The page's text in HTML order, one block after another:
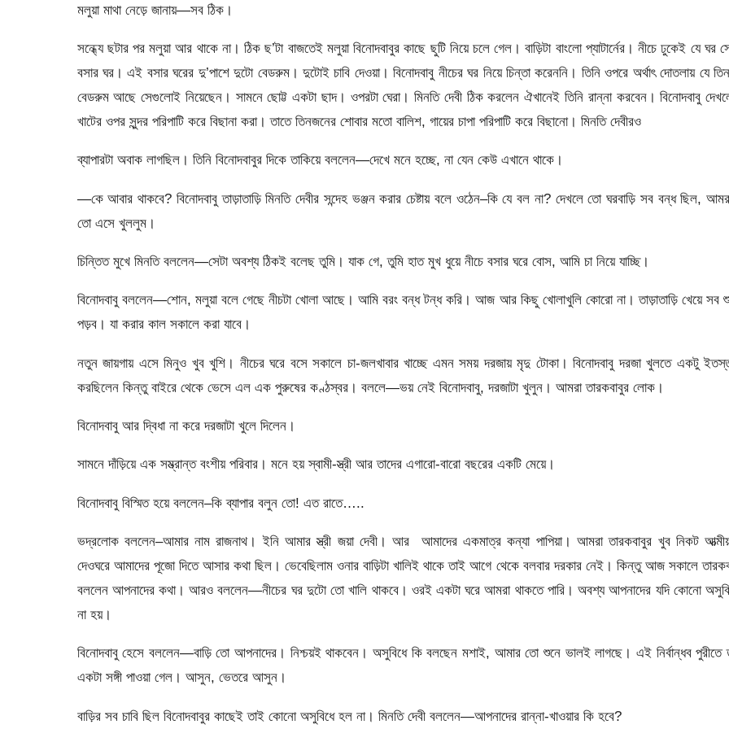
মলুয়া মাথা নেড়ে জানায়—সব ঠিক।
সন্ধ্যে ছটার পর মলুয়া আর থাকে না। ঠিক ছ’টা বাজতেই মলুয়া বিনােদবাবুর কাছে ছুটি নিয়ে চলে গেল। বাড়িটা বাংলাে প্যাটার্নের। নীচে ঢুকেই যে ঘর
বসার ঘর। এই বসার ঘরের দু’পাশে দুটো বেডরুম। দুটোই চাবি দেওয়া। বিনােদবাবু নীচের ঘর নিয়ে চিন্তা করেননি। তিনি ওপরে অর্থাৎ দোতলায় যে
বেডরুম আছে সেগুলােই নিয়েছেন। সামনে ছােট্ট একটা ছাদ। ওপরটা ঘেরা। মিনতি দেবী ঠিক করলেন ঐখানেই তিনি রান্না করবেন। বিনােদবাবু
খাটের ওপর সুন্দর পরিপাটি করে বিছানা করা। তাতে তিনজনের শােবার মতাে বালিশ, গায়ের চাপা পরিপাটি করে বিছানাে। মিনতি দেবীরও
ব্যাপারটা অবাক লাগছিল। তিনি বিনােদবাবুর দিকে তাকিয়ে বললেন—দেখে মনে হচ্ছে, না যেন কেউ এখানে থাকে।
—কে আবার থাকবে? বিনােদবাবু তাড়াতাড়ি মিনতি দেবীর সন্দেহ ভঞ্জন করার চেষ্টায় বলে ওঠেন–কি যে বল না? দেখলে তাে ঘরবাড়ি সব বন্ধ ছিল,
তাে এসে খুললুম।
চিন্তিত মুখে মিনতি বললেন—সেটা অবশ্য ঠিকই বলেছ তুমি। যাক গে, তুমি হাত মুখ ধুয়ে নীচে বসার ঘরে বােস, আমি চা নিয়ে যাচ্ছি।
বিনােদবাবু বললেন—শােন, মলুয়া বলে গেছে নীচটা খােলা আছে। আমি বরং বন্ধ টন্ধ করি। আজ আর কিছু খােলাখুলি কোরাে না। তাড়াতাড়ি খেয়ে সব
পড়ব। যা করার কাল সকালে করা যাবে।
নতুন জায়গায় এসে মিনুও খুব খুশি। নীচের ঘরে বসে সকালে চা-জলখাবার খাচ্ছে এমন সময় দরজায় মৃদু টোকা। বিনােদবাবু দরজা খুলতে একটু
করছিলেন কিন্তু বাইরে থেকে ভেসে এল এক পুরুষের কণ্ঠস্বর। বললে—ভয় নেই বিনােদবাবু, দরজাটা খুলুন। আমরা তারকবাবুর লােক।
বিনােদবাবু আর দ্বিধা না করে দরজাটা খুলে দিলেন।
সামনে দাঁড়িয়ে এক সম্ভ্রান্ত বংশীয় পরিবার। মনে হয় স্বামী-স্ত্রী আর তাদের এগারাে-বারাে বছরের একটি মেয়ে।
বিনােদবাবু বিস্মিত হয়ে বললেন–কি ব্যাপার বলুন তো! এত রাতে…..
ভদ্রলােক বললেন–আমার নাম রাজনাথ। ইনি আমার স্ত্রী জয়া দেবী। আর আমাদের একমাত্র কন্যা পাপিয়া। আমরা তারকবাবুর খুব নিকট
দেওঘরে আমাদের পূজো দিতে আসার কথা ছিল। ভেবেছিলাম ওনার বাড়িটা খালিই থাকে তাই আগে থেকে বলবার দরকার নেই। কিন্তু আজ সকালে
বললেন আপনাদের কথা। আরও বললেন—নীচের ঘর দুটো তাে খালি থাকবে। ওরই একটা ঘরে আমরা থাকতে পারি। অবশ্য আপনাদের যদি কোনাে
না হয়।
বিনােদবাবু হেসে বললেন—বাড়ি তাে আপনাদের। নিশ্চয়ই থাকবেন। অসুবিধে কি বলছেন মশাই, আমার তাে শুনে ভালই লাগছে। এই নির্বান্ধব পুরীতে
একটা সঙ্গী পাওয়া গেল। আসুন, ভেতরে আসুন।
বাড়ির সব চাবি ছিল বিনােদবাবুর কাছেই তাই কোনাে অসুবিধে হল না। মিনতি দেবী বললেন—আপনাদের রান্না-খাওয়ার কি হবে?